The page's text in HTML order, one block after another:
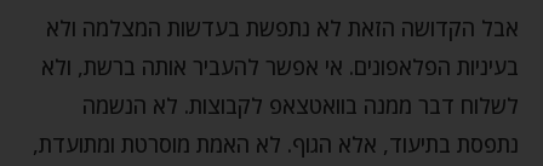
אבל הקדושה הזאת לא נתפשת בעדשות המצלמה ולא
בעיניות הפלאפונים. אי אפשר להעביר אותה ברשת, ולא
לשלוח דבר ממנה בוואטצאפ לקבוצות. לא הנשמה
נתפסת בתיעוד, אלא הגוף. לא האמת מוסרטת ומתועדת,